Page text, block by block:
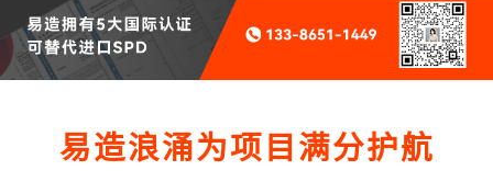
易造浪涌为项目满分护航